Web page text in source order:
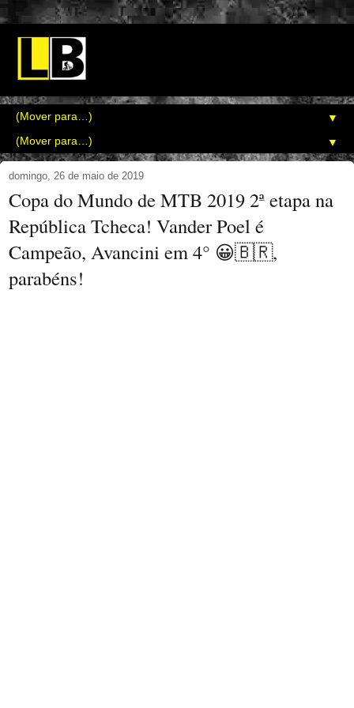
▼
▼
domingo, 26 de maio de 2019
Copa do Mundo de MTB 2019 2ª etapa na
República Tcheca! Vander Poel é
Campeão, Avancini em 4° 😀🇧🇷,
parabéns!